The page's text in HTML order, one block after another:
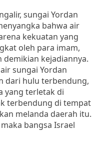
sungai Yordan
bahwa air
kekuatan yang
oleh para imam,
kejadiannya.
sungai Yordan
dari hulu terbendung,
yang terletak di
terbendung di tempat
melanda daerah itu.
bangsa Israel